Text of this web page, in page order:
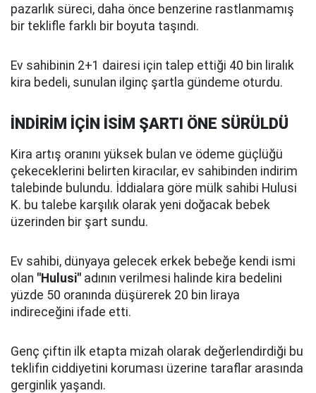
pazarlık süreci, daha önce benzerine rastlanmamış
bir teklifle farklı bir boyuta taşındı.
Ev sahibinin 2+1 dairesi için talep ettiği 40 bin liralık
kira bedeli, sunulan ilginç şartla gündeme oturdu.
İNDİRİM İÇİN İSİM ŞARTI ÖNE SÜRÜLDÜ
Kira artış oranını yüksek bulan ve ödeme güçlüğü
çekeceklerini belirten kiracılar, ev sahibinden indirim
talebinde bulundu. İddialara göre mülk sahibi Hulusi
K. bu talebe karşılık olarak yeni doğacak bebek
üzerinden bir şart sundu.
Ev sahibi, dünyaya gelecek erkek bebeğe kendi ismi
olan "Hulusi" adının verilmesi halinde kira bedelini
yüzde 50 oranında düşürerek 20 bin liraya
indireceğini ifade etti.
Genç çiftin ilk etapta mizah olarak değerlendirdiği bu
teklifin ciddiyetini koruması üzerine taraflar arasında
gerginlik yaşandı.